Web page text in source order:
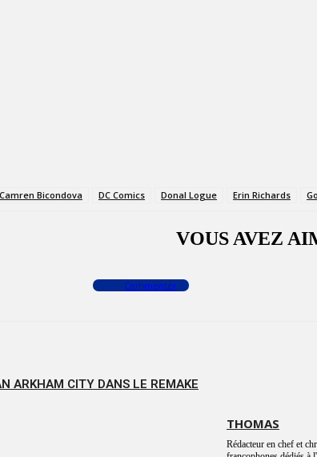
Camren Bicondova DC Comics Donal Logue Erin Richards
VOUS AVEZ
Commenter
ARKHAM CITY DANS LE REMAKE
THOMAS
Rédacteur en chef et